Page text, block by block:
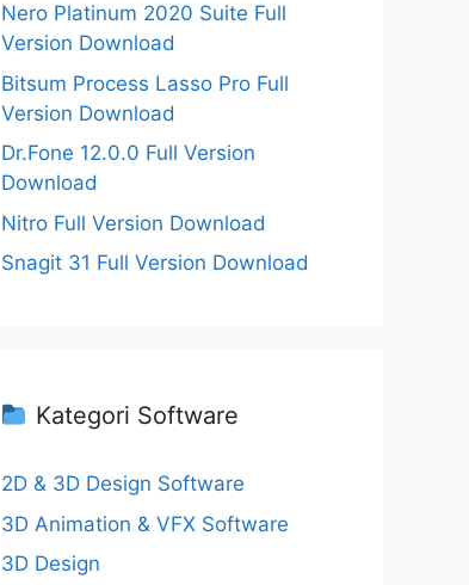
Nero Platinum 2020 Suite Full
Version Download
Bitsum Process Lasso Pro Full
Version Download
Dr.Fone 12.0.0 Full Version
Download
Nitro Full Version Download
Snagit 31 Full Version Download
Kategori Software
2D & 3D Design Software
3D Animation & VFX Software
3D Design